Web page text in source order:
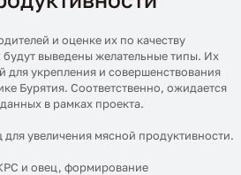
и оценке их по качеству
выведены желательные типы. Их
для укрепления и совершенствования
Бурятия. Соответственно, ожидается
в рамках проекта.
увеличения мясной продуктивности.
и овец, формирование